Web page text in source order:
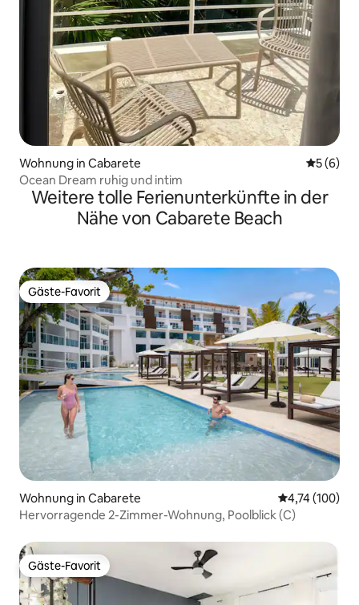
Wohnung in Cabarete
5 (6)
Ocean Dream ruhig und intim
Weitere tolle Ferienunterkünfte in der
Nähe von Cabarete Beach
Gäste-Favorit
Gäste-Favorit
Wohnung in Cabarete
4,74 (100)
Hervorragende 2-Zimmer-Wohnung, Poolblick (C)
Gäste-Favorit
Gäste-Favorit